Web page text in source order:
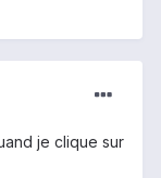
je clique sur